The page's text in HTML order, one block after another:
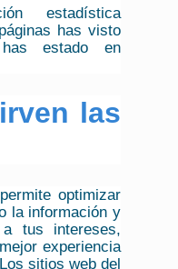
estadística
has visto
estado en
las
optimizar
la información y
tus intereses,
experiencia
sitios web del